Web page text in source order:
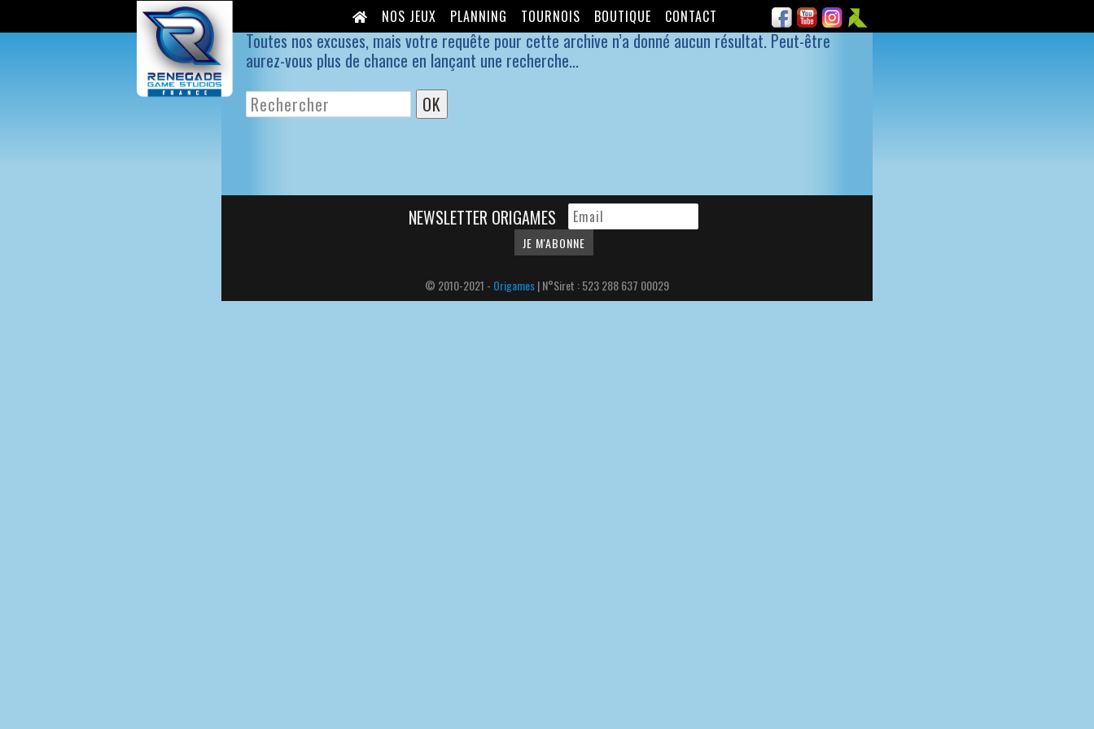
NOS JEUX PLANNING TOURNOIS BOUTIQUE CONTACT
Toutes nos excuses, mais votre requête pour cette archive n’a donné aucun résultat. Peut-être
aurez-vous plus de chance en lançant une recherche...
NEWSLETTER ORIGAMES
© 2010-2021 - Origames| N°Siret : 523 288 637 00029